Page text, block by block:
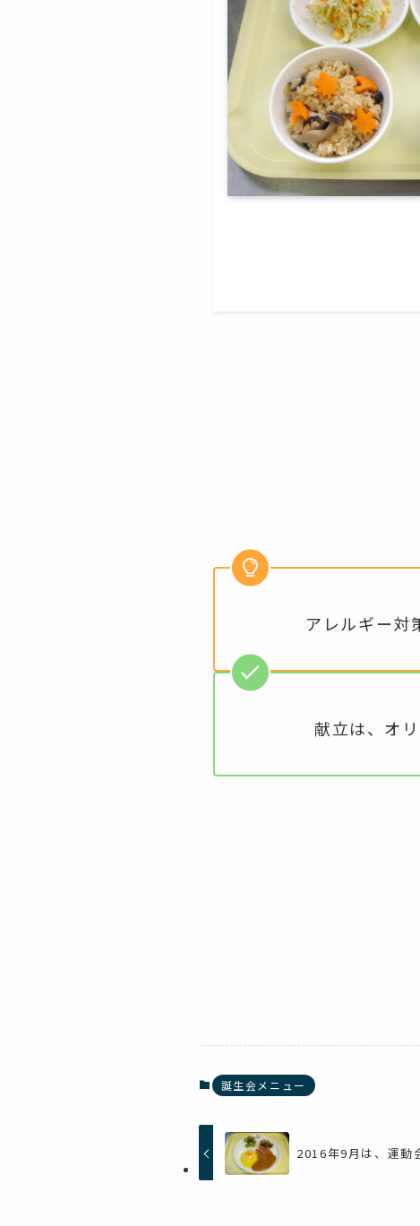
アレルギー対
献立は、オ
誕生会メニュー
2016年9月は、運動